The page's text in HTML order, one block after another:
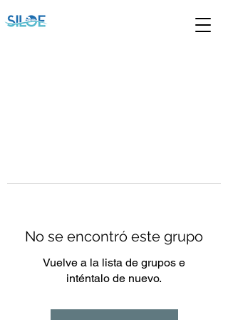
No se encontró este grupo
Vuelve a la lista de grupos e
inténtalo de nuevo.